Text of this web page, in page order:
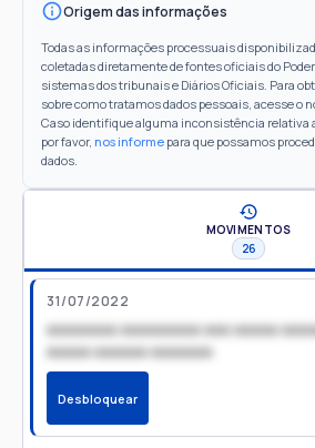
Origem das informações
Todas as informações processuais
coletadas diretamente de fontes oficiais do
sistemas dos tribunais e Diários Oficiais. Para
sobre como tratamos dados pessoais, acesse o
Caso identifique alguma inconsistência relativa
por favor, nos informe para que possamos
dados.
MOVIMENTOS
26
31/07/2022
xxxxxxxx xxxxxxxxx xxx xxxxx
xxxxx xxxxxx xxxxxxx
Desbloquear